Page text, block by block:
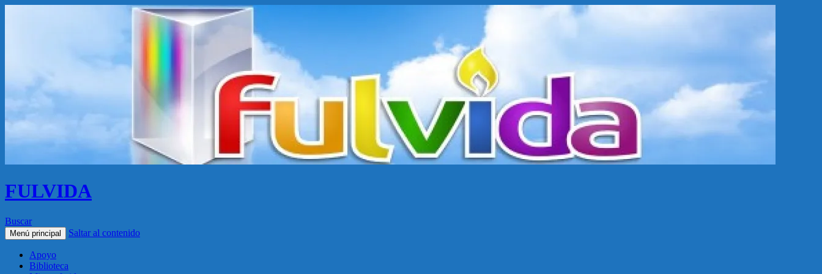
FULVIDA
Buscar
Menú principal Saltar al contenido
Apoyo
Biblioteca